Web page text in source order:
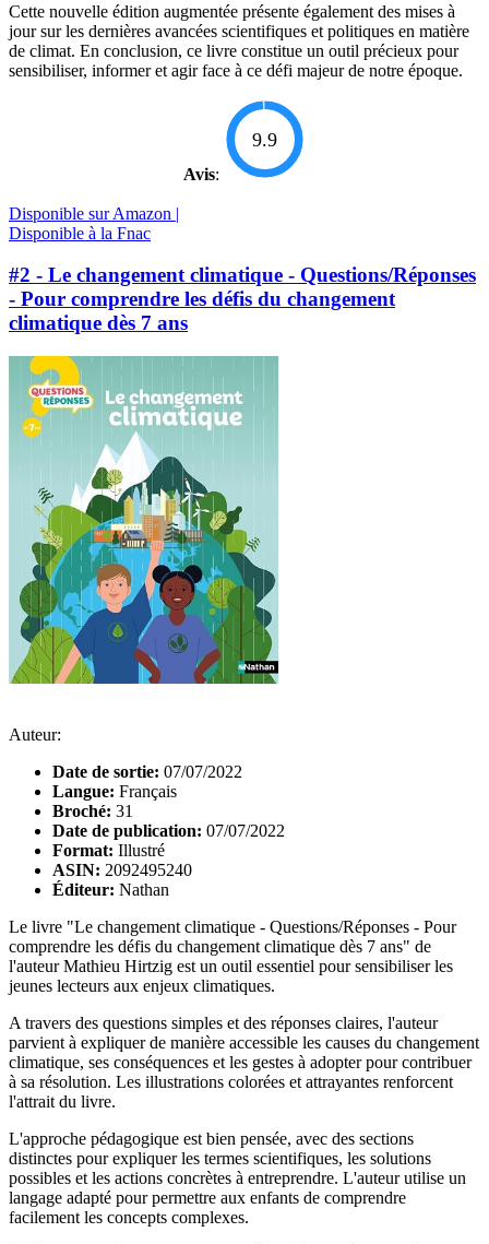
Cette nouvelle édition augmentée présente également des mises à
jour sur les dernières avancées scientifiques et politiques en matière
de climat. En conclusion, ce livre constitue un outil précieux pour
sensibiliser, informer et agir face à ce défi majeur de notre époque.
Avis:
9.9
Disponible sur Amazon |
Disponible à la Fnac
#2 - Le changement climatique - Questions/Réponses
- Pour comprendre les défis du changement
climatique dès 7 ans
Auteur:
Date de sortie: 07/07/2022
Langue: Français
Broché: 31
Date de publication: 07/07/2022
Format: Illustré
ASIN: 2092495240
Éditeur: Nathan
Le livre "Le changement climatique - Questions/Réponses - Pour
comprendre les défis du changement climatique dès 7 ans" de
l'auteur Mathieu Hirtzig est un outil essentiel pour sensibiliser les
jeunes lecteurs aux enjeux climatiques.
A travers des questions simples et des réponses claires, l'auteur
parvient à expliquer de manière accessible les causes du changement
climatique, ses conséquences et les gestes à adopter pour contribuer
à sa résolution. Les illustrations colorées et attrayantes renforcent
l'attrait du livre.
L'approche pédagogique est bien pensée, avec des sections
distinctes pour expliquer les termes scientifiques, les solutions
possibles et les actions concrètes à entreprendre. L'auteur utilise un
langage adapté pour permettre aux enfants de comprendre
facilement les concepts complexes.